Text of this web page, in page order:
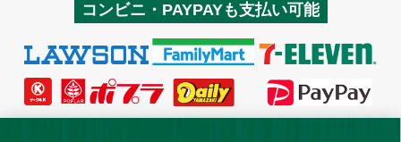
コンビニ・PAYPAYも支払い可能